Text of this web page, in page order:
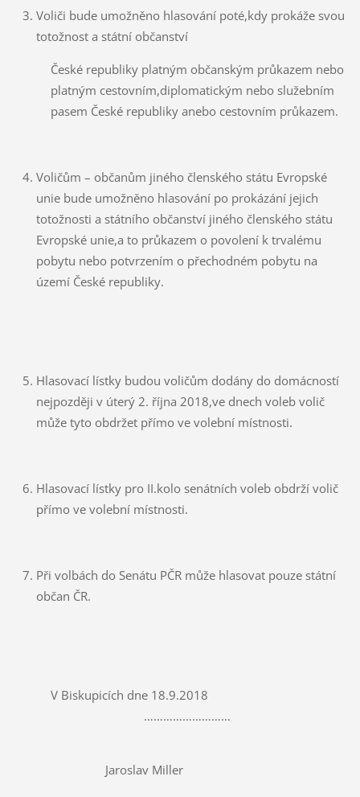
Voliči bude umožněno hlasování poté,kdy prokáže svou
totožnost a státní občanství
České republiky platným občanským průkazem nebo
platným cestovním,diplomatickým nebo služebním
pasem České republiky anebo cestovním průkazem.
Voličům – občanům jiného členského státu Evropské
unie bude umožněno hlasování po prokázání jejich
totožnosti a státního občanství jiného členského státu
Evropské unie,a to průkazem o povolení k trvalému
pobytu nebo potvrzením o přechodném pobytu na
území České republiky.
Hlasovací lístky budou voličům dodány do domácností
nejpozději v úterý 2. října 2018,ve dnech voleb volič
může tyto obdržet přímo ve volební místnosti.
Hlasovací lístky pro II.kolo senátních voleb obdrží volič
přímo ve volební místnosti.
Při volbách do Senátu PČR může hlasovat pouze státní
občan ČR.
V Biskupicích dne 18.9.2018
………………………
Jaroslav Miller